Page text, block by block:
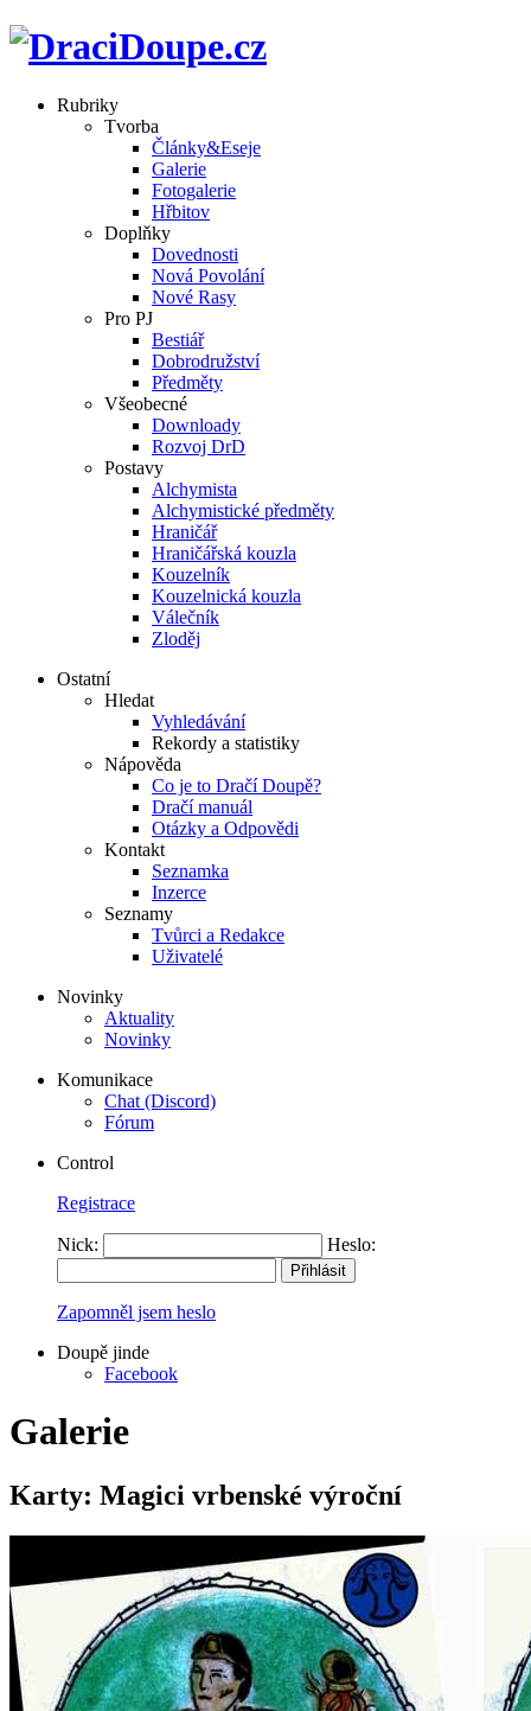
Rubriky
Tvorba
Články&Eseje
Galerie
Fotogalerie
Hřbitov
Doplňky
Dovednosti
Nová Povolání
Nové Rasy
Pro PJ
Bestiář
Dobrodružství
Předměty
Všeobecné
Downloady
Rozvoj DrD
Postavy
Alchymista
Alchymistické předměty
Hraničář
Hraničářská kouzla
Kouzelník
Kouzelnická kouzla
Válečník
Zloděj
Ostatní
Hledat
Vyhledávání
Rekordy a statistiky
Nápověda
Co je to Dračí Doupě?
Dračí manuál
Otázky a Odpovědi
Kontakt
Seznamka
Inzerce
Seznamy
Tvůrci a Redakce
Uživatelé
Novinky
Aktuality
Novinky
Komunikace
Chat (Discord)
Fórum
Control
Registrace
Nick: Heslo:
Zapomněl jsem heslo
Doupě jinde
Facebook
Galerie
Karty: Magici vrbenské výroční